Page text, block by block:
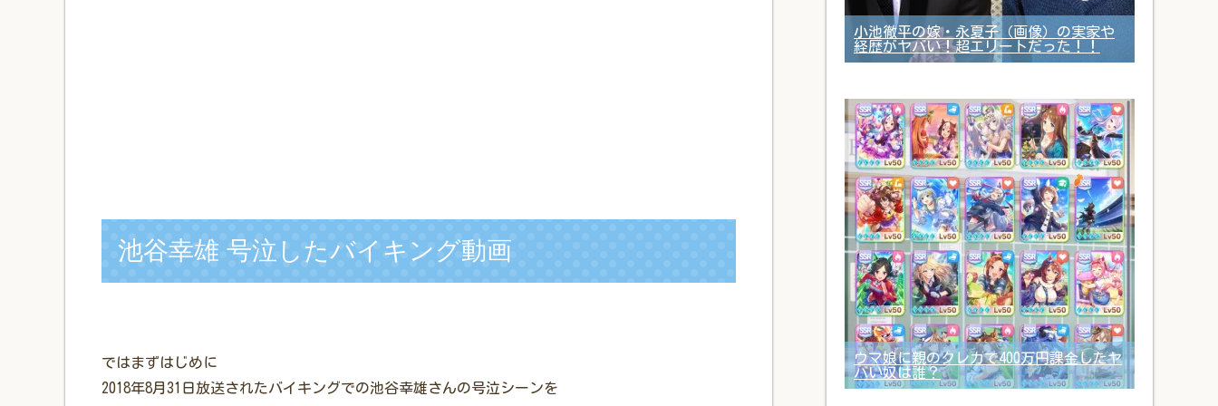
池谷幸雄 号泣したバイキング動画
ではまずはじめに
2018年8月31日放送されたバイキングでの池谷幸雄さんの号泣シーンを
小池徹平の嫁・永夏子（画像）の実家や
経歴がヤバい！超エリートだった！！
ウマ娘に親のクレカで400万円課金したヤ
バい奴は誰？